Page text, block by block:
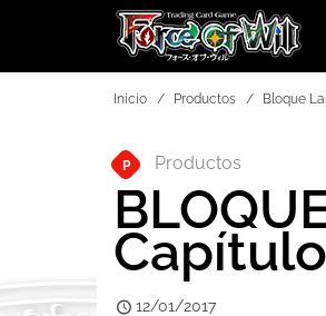
Inicio Productos Bloque
P Productos
12/01/2017